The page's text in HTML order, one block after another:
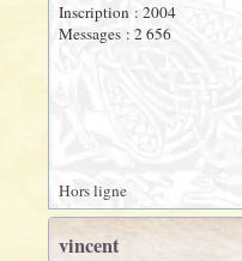
Inscription : 2004
Messages : 2 656
Hors ligne
vincent